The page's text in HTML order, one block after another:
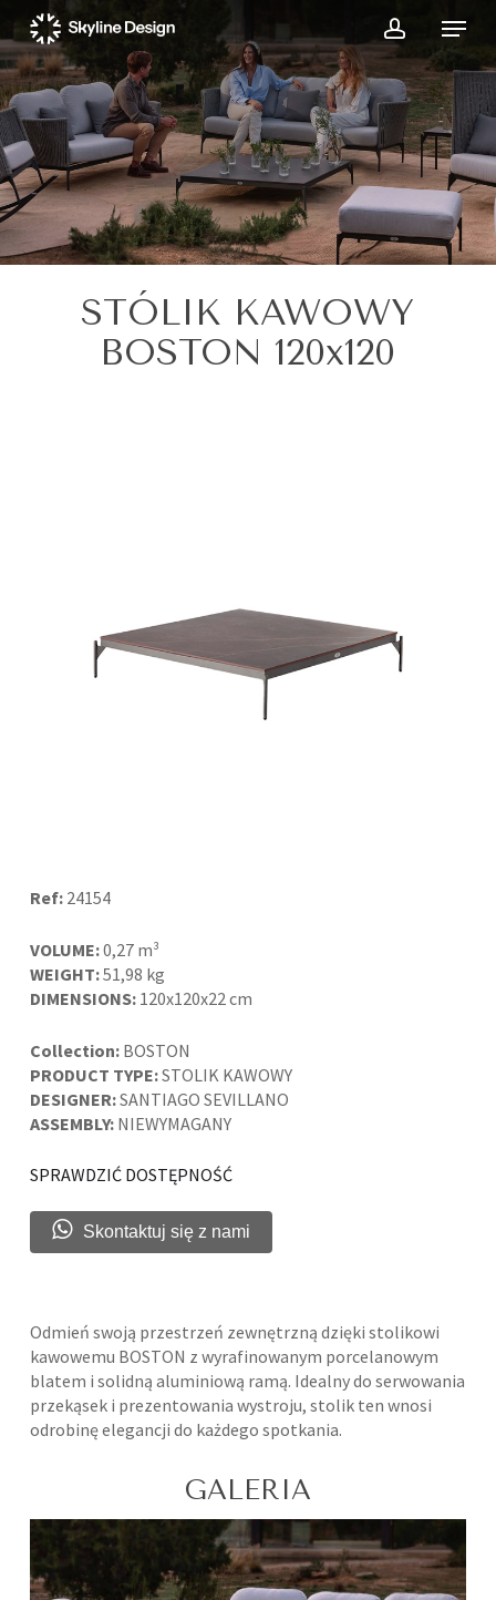
to
main
content
account
Menu
STÓLIK KAWOWY
BOSTON 120x120
Ref:24154
VOLUME:0,27 m³
WEIGHT:51,98 kg
DIMENSIONS: 120x120x22 cm
Collection: BOSTON
PRODUCT TYPE:STOLIK KAWOWY
DESIGNER:SANTIAGO SEVILLANO
ASSEMBLY: NIEWYMAGANY
SPRAWDZIĆ DOSTĘPNOŚĆ
Skontaktuj się z nami
Odmień swoją przestrzeń zewnętrzną dzięki stolikowi
kawowemu BOSTON z wyrafinowanym porcelanowym
blatem i solidną aluminiową ramą. Idealny do serwowania
przekąsek i prezentowania wystroju, stolik ten wnosi
odrobinę elegancji do każdego spotkania.
GALERIA